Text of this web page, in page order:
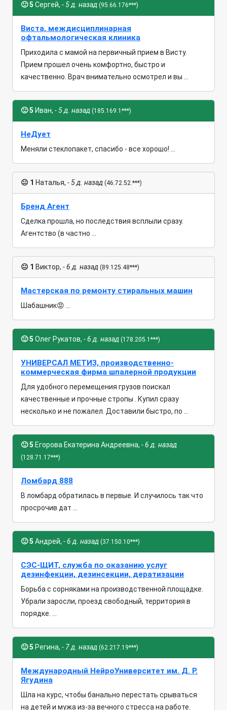
🙂5 Сергей, - 5 д. назад (95.66.176***)
Виста, междисциплинарная
офтальмологическая клиника
Приходила с мамой на первичный прием в Висту.
Прием прошел очень комфортно, быстро и
качественно. Врач внимательно осмотрел и вы ...
🙂5 Иван, - 5 д. назад (185.169.1***)
НеДует
Меняли стеклопакет, спасибо - все хорошо! ...
😐 1 Наталья, - 5 д. назад (46.72.52.***)
Бренд Агент
Сделка прошла, но последствия всплыли сразу.
Агентство (в частно ...
😐 1 Виктор, - 6 д. назад (89.125.48***)
Мастерская по ремонту стиральных машин
Шабашник😡 ...
🙂5 Олег Рукатов, - 6 д. назад (178.205.1***)
УНИВЕРСАЛ МЕТИЗ, производственно-
коммерческая фирма шпалерной продукции
Для удобного перемещения грузов поискал
качественные и прочные стропы . Купил сразу
несколько и не пожалел. Доставили быстро, по ...
🙂5 Егорова Екатерина Андреевна, - 6 д. назад
(128.71.17***)
Ломбард 888
В ломбард обратилась в первые. И случилось так что
просрочив дат ...
🙂5 Андрей, - 6 д. назад (37.150.10***)
СЭС-ЩИТ, служба по оказанию услуг
дезинфекции, дезинсекции, дератизации
Борьба с сорняками на производственной площадке.
Убрали заросли, проезд свободный, территория в
порядке. ...
🙂5 Регина, - 7 д. назад (62.217.19***)
Международный НейроУниверситет им. Д. Р.
Ягудина
Шла на курс, чтобы банально перестать срываться
на детей и мужа из-за вечного стресса на работе.